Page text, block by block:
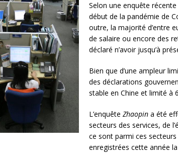
Selon une enquête
début de la pandémie de
outre, la majorité d’entre
de salaire ou encore des
déclaré n’avoir jusqu’à
Bien que d’une ampleur
des déclarations
stable en Chine et limité à
L’enquête Zhaopin a été
secteurs des services, de
ce sont parmi ces
enregistrées cette année